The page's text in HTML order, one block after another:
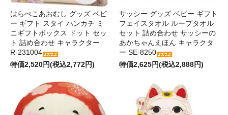
はらぺこあおむし グッズ ベビ
ー ギフト スタイ ハンカチ ミ
ニギフトボックス ドット セッ
ト 詰め合わせ キャラクター
R-231004
特価2,520円(税込2,772円)
サッシー グッズ ベビー ギフト
フェイスタオル ループタオル
セット 詰め合わせ サッシーの
あかちゃんえほん キャラクタ
ー SE-8250
特価2,625円(税込2,888円)